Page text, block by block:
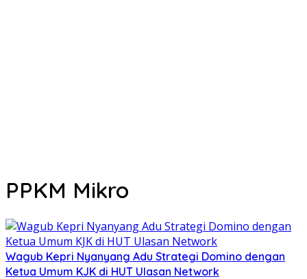
PPKM Mikro
Wagub Kepri Nyanyang Adu Strategi Domino dengan
Ketua Umum KJK di HUT Ulasan Network